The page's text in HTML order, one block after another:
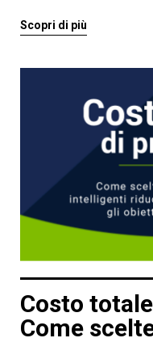
Scopri di più
Costo
Come